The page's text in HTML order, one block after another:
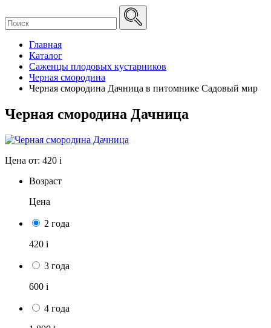
Главная
Каталог
Саженцы плодовых кустарников
Черная смородина
Черная смородина Дачница в питомнике Садовый мир
Черная смородина Дачница
Цена от: 420 i
Возраст
Цена
2 года
420 i
3 года
600 i
4 года